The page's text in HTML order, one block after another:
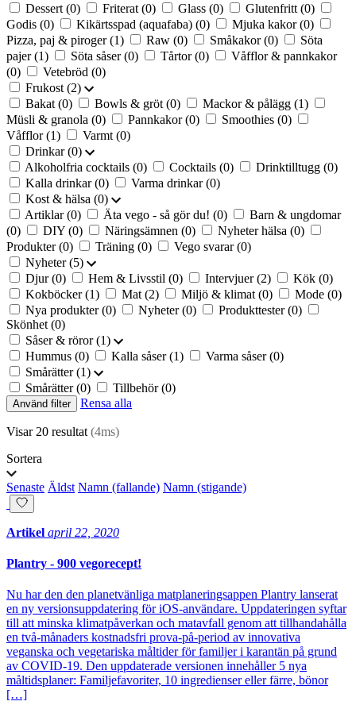
Dessert (0) Friterat (0) Glass (0) Glutenfritt (0)
Godis (0) Kikärtsspad (aquafaba) (0) Mjuka kakor(0)
Pizza, paj & piroger(1) Raw (0) Småkakor(0)
Söta
pajer(1) Söta såser(0) Tårtor(0)
Våfflor & pannkakor
(0)
Vetebröd (0)
Frukost (2)
Bakat (0) Bowls & gröt (0) Mackor & pålägg (1)
Müsli & granola (0) Pannkakor(0) Smoothies (0)
Våfflor(1) Varmt (0)
Drinkar(0)
Alkoholfria cocktails (0) Cocktails (0) Drinktilltugg (0)
Kalla drinkar(0) Varma drinkar(0)
Kost & hälsa (0)
Artiklar(0) Äta vego - så gör du! (0)
Barn & ungdomar
(0)
DIY (0) Näringsämnen (0) Nyheter hälsa (0)
Produkter(0) Träning (0) Vego svarar(0)
Nyheter(5)
Djur(0) Hem & Livsstil (0) Intervjuer(2) Kök (0)
Kokböcker(1) Mat (2) Miljö & klimat (0) Mode (0)
Nya produkter(0) Nyheter(0) Produkttester(0)
Skönhet (0)
Såser & röror(1)
Hummus (0) Kalla såser(1) Varma såser(0)
Smårätter(1)
Smårätter(0) Tillbehör(0)
Använd filter Rensa alla
Visar 20 resultat (4ms)
Sortera
Senaste Äldst Namn (fallande) Namn (stigande)
Artikel april 22, 2020
Plantry - 900 vegorecept!
Nu har den den planetvänliga matplaneringsappen Plantry lanserat
en ny versionsuppdatering för iOS-användare. Uppdateringen syftar
till att minska klimatpåverkan och matavfall genom att tillhandahålla
en två-månaders kostnadsfri prova-på-period av innovativa
veganska och vegetariska måltider för familjer i karantän på grund
av COVID-19. Den uppdaterade versionen innehåller 5 nya
måltidsplaner: Familjefavoriter, 10 ingredienser eller färre, bönor
[…]